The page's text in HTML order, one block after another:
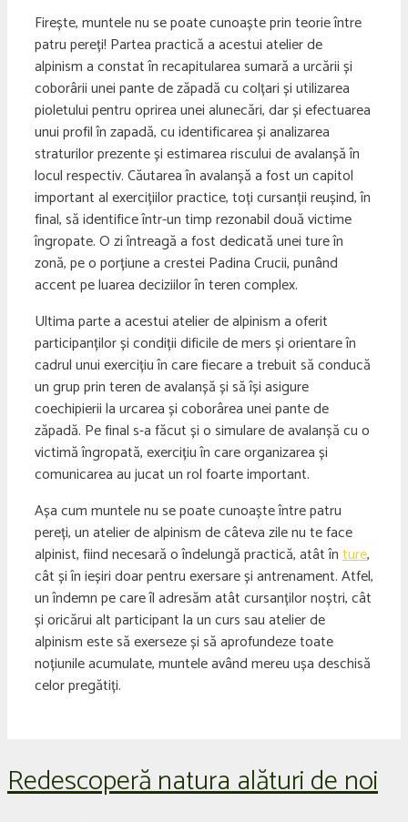
Firește, muntele nu se poate cunoaște prin teorie între
patru pereți! Partea practică a acestui atelier de
alpinism a constat în recapitularea sumară a urcării și
coborârii unei pante de zăpadă cu colțari și utilizarea
pioletului pentru oprirea unei alunecări, dar și efectuarea
unui profil în zapadă, cu identificarea și analizarea
straturilor prezente și estimarea riscului de avalanșă în
locul respectiv. Căutarea în avalanșă a fost un capitol
important al exercițiilor practice, toți cursanții reușind, în
final, să identifice într-un timp rezonabil două victime
îngropate. O zi întreagă a fost dedicată unei ture în
zonă, pe o porțiune a crestei Padina Crucii, punând
accent pe luarea deciziilor în teren complex.
Ultima parte a acestui atelier de alpinism a oferit
participanților și condiții dificile de mers și orientare în
cadrul unui exercițiu în care fiecare a trebuit să conducă
un grup prin teren de avalanșă și să își asigure
coechipierii la urcarea și coborârea unei pante de
zăpadă. Pe final s-a făcut și o simulare de avalanșă cu o
victimă îngropată, exercițiu în care organizarea și
comunicarea au jucat un rol foarte important.
Așa cum muntele nu se poate cunoaște între patru
pereți, un atelier de alpinism de câteva zile nu te face
alpinist, fiind necesară o îndelungă practică, atât înture,
cât și în ieșiri doar pentru exersare și antrenament. Atfel,
un îndemn pe care îl adresăm atât cursanților noștri, cât
și oricărui alt participant la un curs sau atelier de
alpinism este să exerseze și să aprofundeze toate
noțiunile acumulate, muntele având mereu ușa deschisă
celor pregătiți.
Redescoperă natura alături de noi